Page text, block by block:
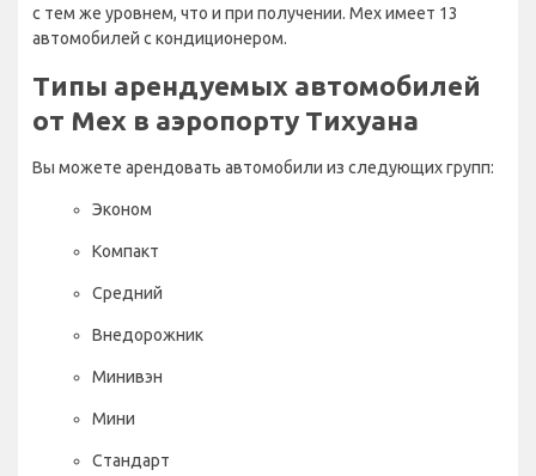
с тем же уровнем, что и при получении. Mex имеет 13
автомобилей с кондиционером.
Типы арендуемых автомобилей
от Mex в аэропорту Тихуана
Вы можете арендовать автомобили из следующих групп:
Эконом
Компакт
Средний
Внедорожник
Минивэн
Мини
Стандарт